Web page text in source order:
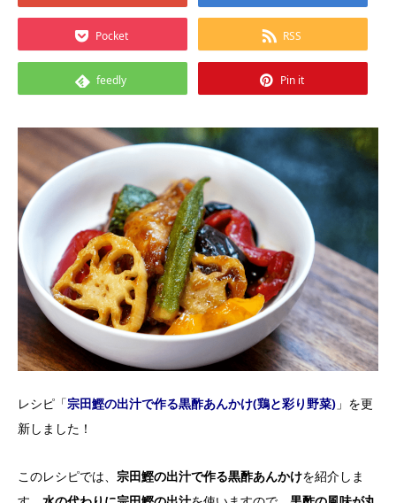
Pocket RSS
feedly Pin it
レシピ「宗田鰹の出汁で作る黒酢あんかけ(鶏と彩り野菜) 」を更
新しました！
このレシピでは、 宗田鰹の出汁で作る黒酢あんかけを紹介しま